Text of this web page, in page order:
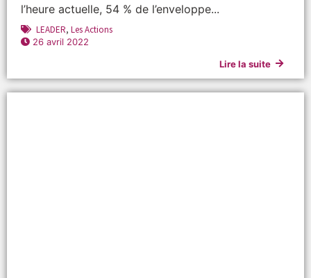
l’heure actuelle, 54 % de l’enveloppe...
LEADER, Les Actions
26 avril 2022
Lire la suite